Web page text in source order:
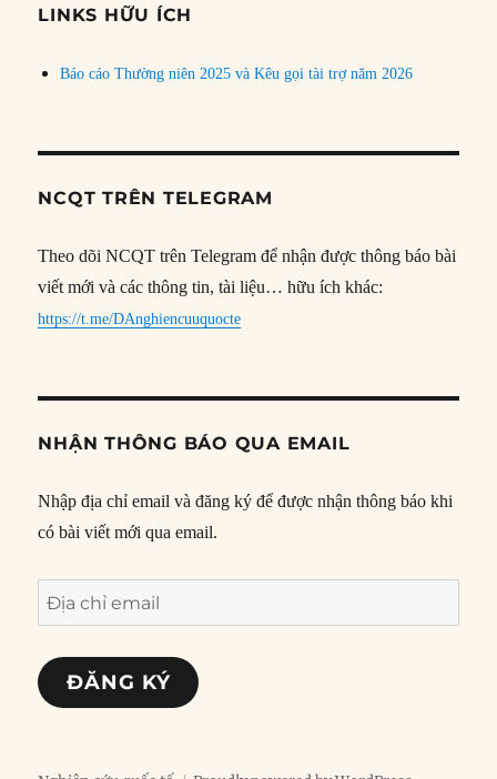
đề
LINKS HỮU ÍCH
Báo cáo Thường niên 2025 và Kêu gọi tài trợ năm 2026
NCQT TRÊN TELEGRAM
Theo dõi NCQT trên Telegram để nhận được thông báo bài
viết mới và các thông tin, tài liệu… hữu ích khác:
https://t.me/DAnghiencuuquocte
NHẬN THÔNG BÁO QUA EMAIL
Nhập địa chỉ email và đăng ký để được nhận thông báo khi
có bài viết mới qua email.
Địa
chỉ
email
ĐĂNG KÝ